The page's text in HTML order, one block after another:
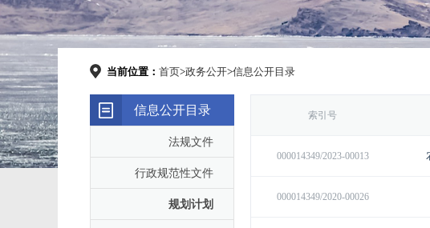
当前位置： 首页>政务公开>信息公开目录
信息公开目录
法规文件
行政规范性文件
规划计划